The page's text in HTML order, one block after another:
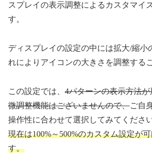
スプレイの表示調整によるカスタマイ
す。
ディスプレイの設定の中には拡大/縮小
れによりアイコンの大きさを調整する
この設定では、 4パターンの表示方法
微調整機能はございませんので、ご自
操作性に合わせて選択してみてください
現在は100%～500%のカスタム設定が
す。